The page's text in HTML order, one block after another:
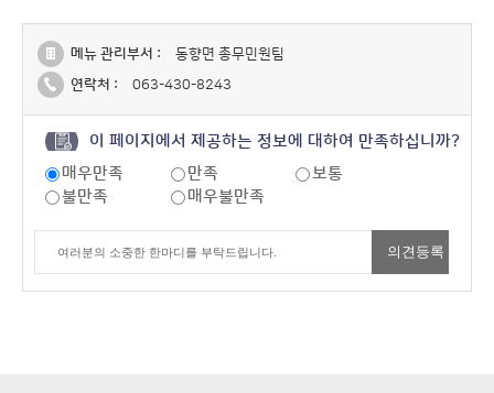
메뉴 관리부서 :
동향면 총무민원팀
연락처 :
063-430-8243
이 페이지에서 제공하는 정보에 대하여 만족하십니까?
매우만족
만족
보통
불만족
매우불만족